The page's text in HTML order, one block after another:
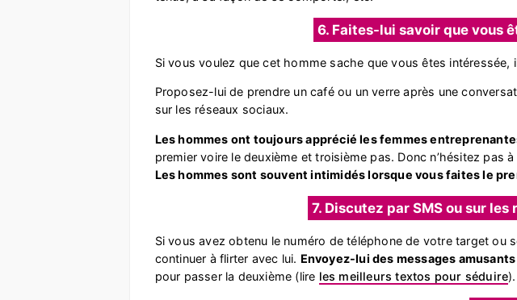
6. Faites-lui savoir que vous
Si vous voulez que cet homme sache que vous êtes
Proposez-lui de prendre un café ou un verre après une
sur les réseaux sociaux.
Les hommes ont toujours apprécié les femmes
premier voire le deuxième et troisième pas. Donc n’hésitez pas
Les hommes sont souvent intimidés lorsque vous faites le
7. Discutez par SMS ou sur
Si vous avez obtenu le numéro de téléphone de votre target
continuer à flirter avec lui. Envoyez-lui des messages
pour passer la deuxième (lire les meilleurs textos pour séduire).